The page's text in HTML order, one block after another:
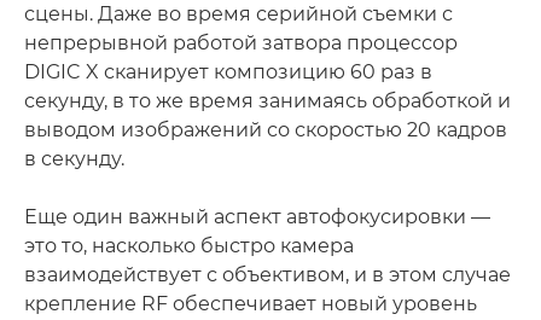
сцены. Даже во время серийной съемки с
непрерывной работой затвора процессор
DIGIC X сканирует композицию 60 раз в
секунду, в то же время занимаясь обработкой и
выводом изображений со скоростью 20 кадров
в секунду.
Еще один важный аспект автофокусировки —
это то, насколько быстро камера
взаимодействует с объективом, и в этом случае
крепление RF обеспечивает новый уровень